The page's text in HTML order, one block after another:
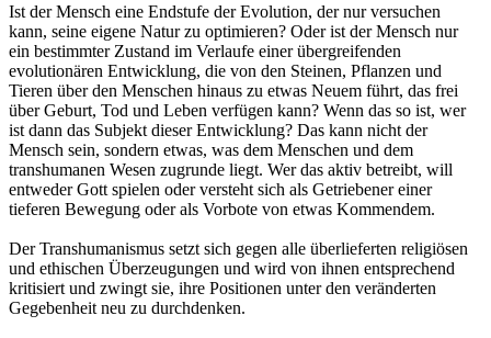
Ist der Mensch eine Endstufe der Evolution, der nur versuchen
kann, seine eigene Natur zu optimieren? Oder ist der Mensch nur
ein bestimmter Zustand im Verlaufe einer übergreifenden
evolutionären Entwicklung, die von den Steinen, Pflanzen und
Tieren über den Menschen hinaus zu etwas Neuem führt, das frei
über Geburt, Tod und Leben verfügen kann? Wenn das so ist, wer
ist dann das Subjekt dieser Entwicklung? Das kann nicht der
Mensch sein, sondern etwas, was dem Menschen und dem
transhumanen Wesen zugrunde liegt. Wer das aktiv betreibt, will
entweder Gott spielen oder versteht sich als Getriebener einer
tieferen Bewegung oder als Vorbote von etwas Kommendem.
Der Transhumanismus setzt sich gegen alle überlieferten religiösen
und ethischen Überzeugungen und wird von ihnen entsprechend
kritisiert und zwingt sie, ihre Positionen unter den veränderten
Gegebenheit neu zu durchdenken.